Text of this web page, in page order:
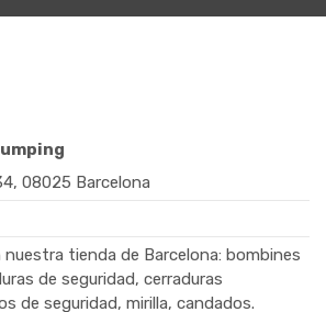
08025 Barcelona
tienda de Barcelona: bombines
de seguridad, cerraduras
de seguridad, mirilla, candados.